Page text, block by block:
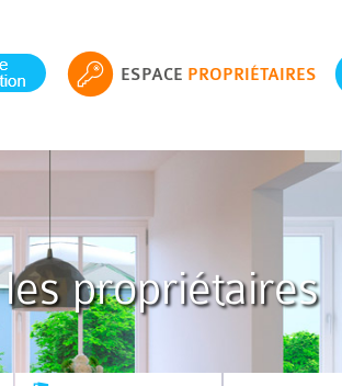
ESPACE PROPRIÉTAIRES
propriétaires